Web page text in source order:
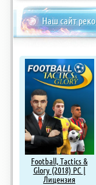
Наш сайт
Football, Tactics &
Glory (2018) PC |
Лицензия